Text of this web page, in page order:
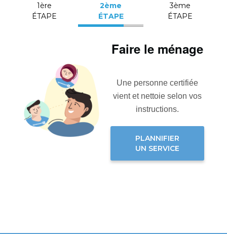
1ère
ÉTAPE
2ème
ÉTAPE
3ème
ÉTAPE
Faire le ménage
Une personne certifiée
vient et nettoie selon vos
instructions.
PLANNIFIER
UN SERVICE